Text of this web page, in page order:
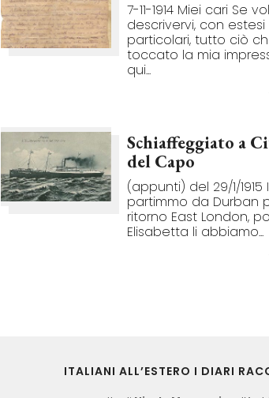
7-11-1914 Miei cari Se
descrivervi, con estesi
particolari, tutto ciò
toccato la mia
qui...
Schiaffeggiato a
del Capo
(appunti) del 29/1/1915
partimmo da Durban
ritorno East London,
Elisabetta li abbiamo...
ITALIANI ALL’ESTERO I DIARI